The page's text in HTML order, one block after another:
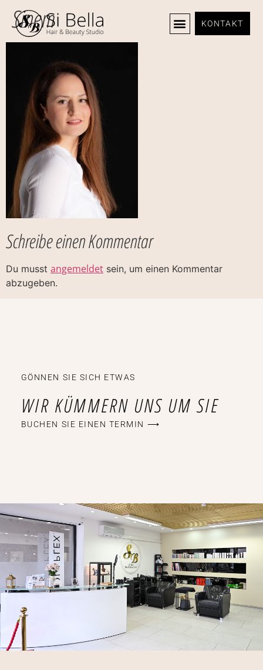
KONTAKT
Sinem
Schreibe einen Kommentar
Du musst angemeldet sein, um einen Kommentar
abzugeben.
GÖNNEN SIE SICH ETWAS
WIR KÜMMERN UNS UM SIE
BUCHEN SIE EINEN TERMIN ⟶